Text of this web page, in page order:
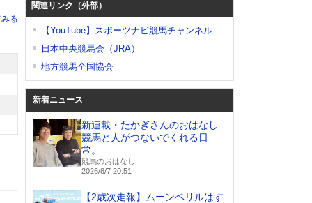
る
関連リンク（外部）
【YouTube】スポーツナビ競馬チャンネル
日本中央競馬会（JRA）
地方競馬全国協会
新着ニュース
新連載・たかぎさんのおはなし
競馬と人がつないでくれる日
常。
競馬のおはなし
2026/8/7 20:51
【2歳次走報】ムーンベリルはす